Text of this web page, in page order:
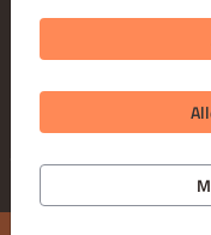
ZAHLUNGSARTEN BEI
© 2026 Mampfy Crazy
Online